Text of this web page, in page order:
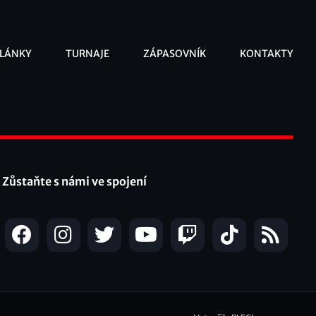
TURNAJE ZÁPASOVNÍK KONTAKTY
Zůstaňte s námi ve spojení